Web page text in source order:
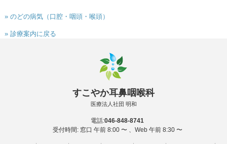
» のどの病気（口腔・咽頭・喉頭）
» 診療案内に戻る
すこやか耳鼻咽喉科
医療法人社団 明和
電話:046-848-8741
受付時間: 窓口 午前 8:00 〜 、Web 午前 8:30 〜